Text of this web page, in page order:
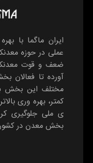
ایران ماگما با
عملی در حوزه
ضعف و قوت
آورده تا فعالان
مختلف این بخش
کمتر، بهره وری
ی ملی جلوگیری
بخش معدن در کشور